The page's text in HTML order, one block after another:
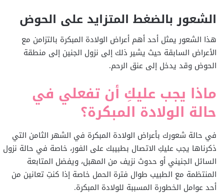
الشعور بالضغط المتزايد على الحوض
هذا الشعور يمثل أحد أهم أعراض الولادة المبكرة بالتزامن مع
الأعراض السابقة حيث يشير ذلك إلى نزول الجنين إلى منطقة
الحوض وقد يدخل إلى عنق الرحم.
ماذا يجب عليكِ أن تفعلي في
حالة الولادة المبكرة؟
في حالة شعورك بأعراض الولادة المبكرة في الشهر الثامن التي
ذكرناها يجب عليكِ الاتصال بطبيبك على الفور، خاصة في حالة نزول
السائل الجنيني أو حدوث نزيف من المهبل، ويفضل المتابعة
المنتظمة مع الطبيب طوال فترة الحمل خاصة إذا كنتِ تعانين من
أحد عوامل الخطورة المسببة للولادة المبكرة.